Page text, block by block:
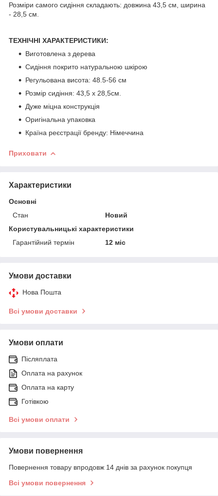
Розміри самого сидіння складають: довжина 43,5 см, ширина
- 28,5 см.
ТЕХНІЧНІ ХАРАКТЕРИСТИКИ:
Виготовлена з дерева
Сидіння покрито натуральною шкірою
Регульована висота: 48.5-56 см
Розмір сидіння: 43,5 х 28,5см.
Дуже міцна конструкція
Оригінальна упаковка
Країна реєстрації бренду: Німеччина
Приховати
Характеристики
Основні
Стан
Новий
Користувальницькі характеристики
Гарантійний термін
12 міс
Умови доставки
Нова Пошта
Всі умови доставки
Умови оплати
Післяплата
Оплата на рахунок
Оплата на карту
Готівкою
Всі умови оплати
Умови повернення
Повернення товару впродовж 14 днів за рахунок покупця
Всі умови повернення